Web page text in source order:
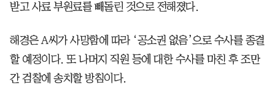
받고 사료 부원료를 빼돌린 것으로 전해졌다.
해경은 A씨가 사망함에 따라 ‘공소권 없음’으로 수사를 종결
할 예정이다. 또 나머지 직원 등에 대한 수사를 마친 후 조만
간 검찰에 송치할 방침이다.